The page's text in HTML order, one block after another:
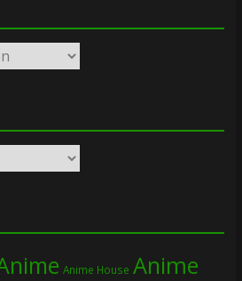
Anime House Anime